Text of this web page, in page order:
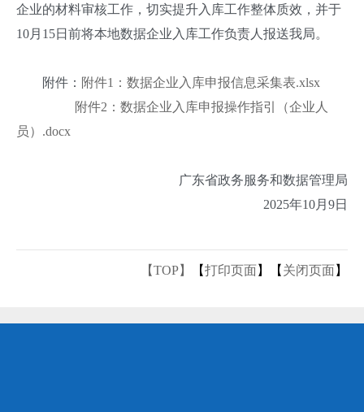
企业的材料审核工作，切实提升入库工作整体质效，并于
10月15日前将本地数据企业入库工作负责人报送我局。
附件： 附件1：数据企业入库申报信息采集表.xlsx
附件2：数据企业入库申报操作指引（企业人
员）.docx
广东省政务服务和数据管理局
2025年10月9日
【TOP】 【打印页面】【 关闭页面】